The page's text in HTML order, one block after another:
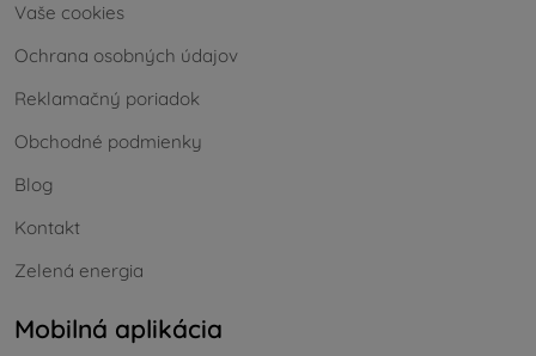
Vaše cookies
Ochrana osobných údajov
Reklamačný poriadok
Obchodné podmienky
Blog
Kontakt
Zelená energia
Mobilná aplikácia